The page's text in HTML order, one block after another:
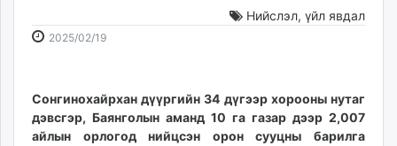
Baabar.mn
mnb.mn
Livetv.mn
Нийслэл, үйл явдал
2025/02/192025-
09:24:40
2026-
00:37:54
Сонгинохайрхан дүүргийн 34 дүгээр хорооны нутаг
дэвсгэр, Баянголын аманд 10 га газар дээр 2,007
айлын орлогод нийцсэн орон сууцны барилга